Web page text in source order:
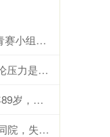
配资论坛推荐网 U20女足主帅王军：世青赛小组出线是首要目标，会全力冲击8强
配资知识网配资 追梦：和库里联手的舆论压力是詹姆斯没有选择勇士的原因
新疆配资公司 🕯️谢霆锋父亲谢贤离世享年89岁，曾出演射雕、少林足球等
北京股票配资网 67年刘伯承得知好友住同院，失明摸索来到病房，握着手：你受苦了